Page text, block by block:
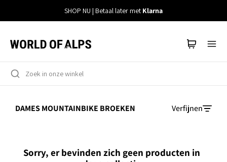
content
SHOP NU | Betaal later met Klarna
DAMES MOUNTAINBIKE BROEKEN Verfijnen
Sorry, er bevinden zich geen producten in